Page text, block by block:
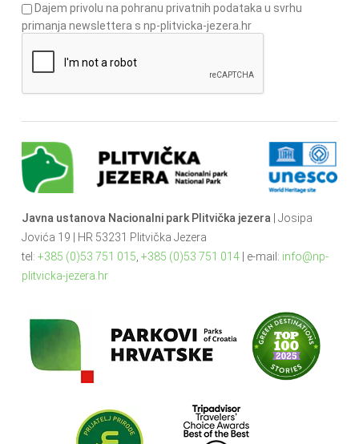
Dajem privolu na pohranu privatnih podataka u svrhu
primanja newslettera s np-plitvicka-jezera.hr
Javna ustanova Nacionalni park Plitvička jezera | Josipa
Jovića 19 | HR 53231 Plitvička Jezera
tel: +385 (0)53 751 015 +385 (0)53 751 014| e-mail: info@np-
plitvicka-jezera.hr